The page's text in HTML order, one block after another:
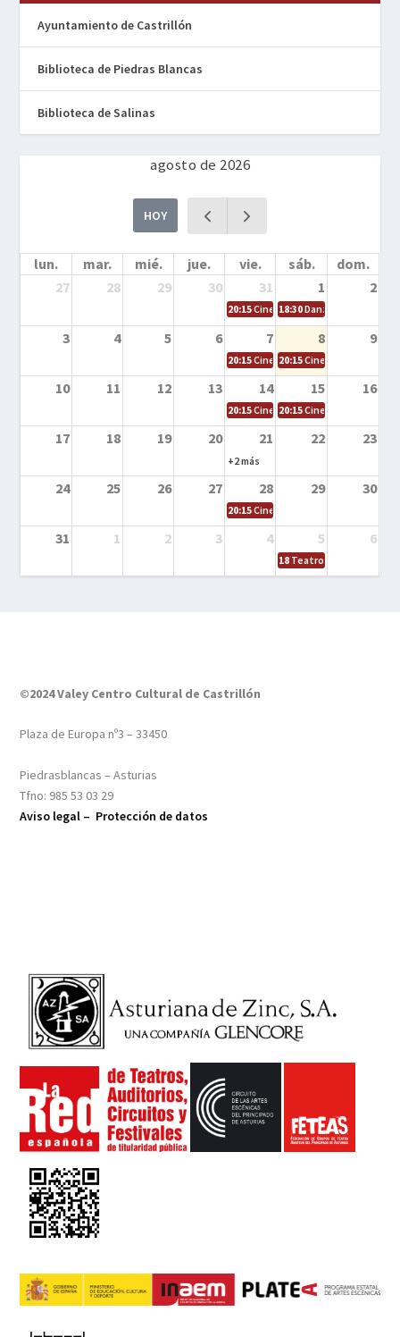
Ayuntamiento de Castrillón
Biblioteca de Piedras Blancas
Biblioteca de Salinas
agosto de 2026
HOY
lun. mar. mié. jue. vie. sáb.
dom.
27
28 29 30 31 1 2
20:15Cine en la calle – Cómo
18:30Danza – Cita en el
3 4 5 6 7 8 9
20:15Cine en la calle – El niño y la
20:15Cine en la calle –
10 11 12 13 14 15 16
20:15Cine en la calle – Tortugas
20:15Cine en la calle –
17 18 19 20 21 22 23
+2 más
24 25 26 27 28 29 30
20:15Cine en el calle – Tintín y el
31 1 2 3 4 5 6
18 Teatro – Tres
©2024 Valey Centro Cultural de Castrillón
Plaza de Europa nº3 – 33450
Piedrasblancas – Asturias
Tfno: 985 53 03 29
Aviso legal – Protección de datos